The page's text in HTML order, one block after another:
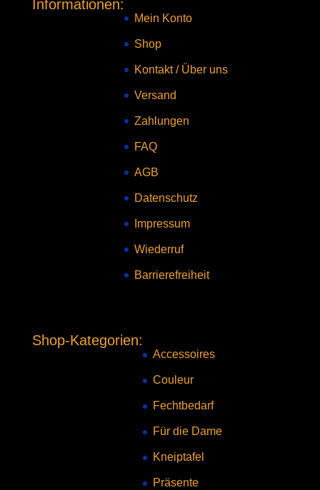
Informationen:
Mein Konto
Shop
Kontakt/ Über uns
Versand
Zahlungen
FAQ
AGB
Datenschutz
Impressum
Wiederruf
Barrierefreiheit
Shop-Kategorien:
Accessoires
Couleur
Fechtbedarf
Für die Dame
Kneiptafel
Präsente